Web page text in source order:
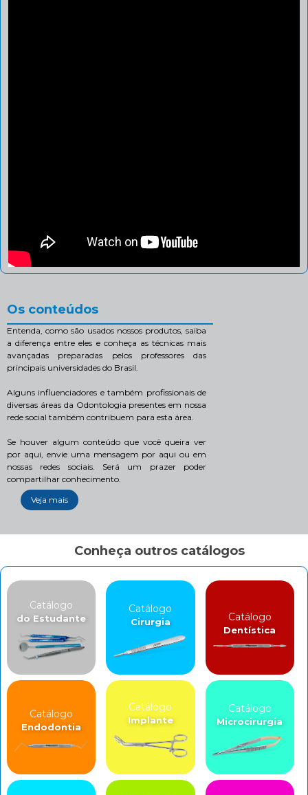
Os conteúdos
Entenda, como são usados nossos produtos, saiba
a diferença entre eles e conheça as técnicas mais
avançadas preparadas pelos professores das
principais universidades do Brasil.
Alguns influenciadores e também profissionais de
diversas áreas da Odontologia presentes em nossa
rede social também contribuem para esta área.
Se houver algum conteúdo que você queira ver
por aqui, envie uma mensagem por aqui ou em
nossas redes sociais. Será um prazer poder
compartilhar conhecimento.
Veja mais
Conheça outros catálogos
Catálogo
do Estudante
Catálogo
Cirurgia Catálogo
Dentística
Catálogo
Endodontia
Catálogo
Implante
Catálogo
Microcirurgia